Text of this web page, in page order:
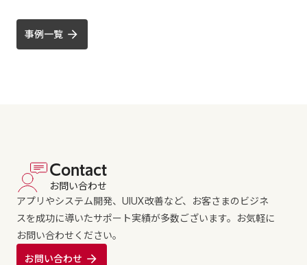
事例一覧
Contact
お問い合わせ
アプリやシステム開発、UIUX改善など、お客さまのビジネ
スを成功に導いたサポート実績が多数ございます。お気軽に
お問い合わせください。
お問い合わせ